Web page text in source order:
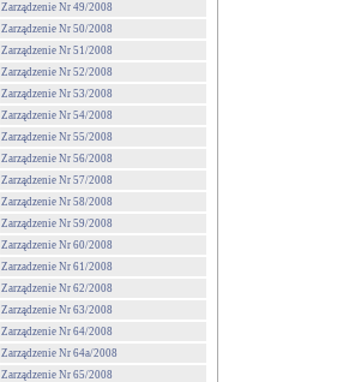
Zarządzenie Nr 49/2008
Zarządzenie Nr 50/2008
Zarządzenie Nr 51/2008
Zarządzenie Nr 52/2008
Zarządzenie Nr 53/2008
Zarządzenie Nr 54/2008
Zarządzenie Nr 55/2008
Zarządzenie Nr 56/2008
Zarządzenie Nr 57/2008
Zarządzenie Nr 58/2008
Zarządzenie Nr 59/2008
Zarządzenie Nr 60/2008
Zarzadzenie Nr 61/2008
Zarządzenie Nr 62/2008
Zarządzenie Nr 63/2008
Zarządzenie Nr 64/2008
Zarządzenie Nr 64a/2008
Zarządzenie Nr 65/2008